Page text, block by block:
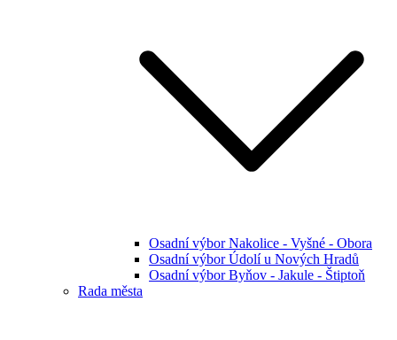
Osadní výbor Nakolice - Vyšné - Obora
Osadní výbor Údolí u Nových Hradů
Osadní výbor Byňov - Jakule - Štiptoň
Rada města